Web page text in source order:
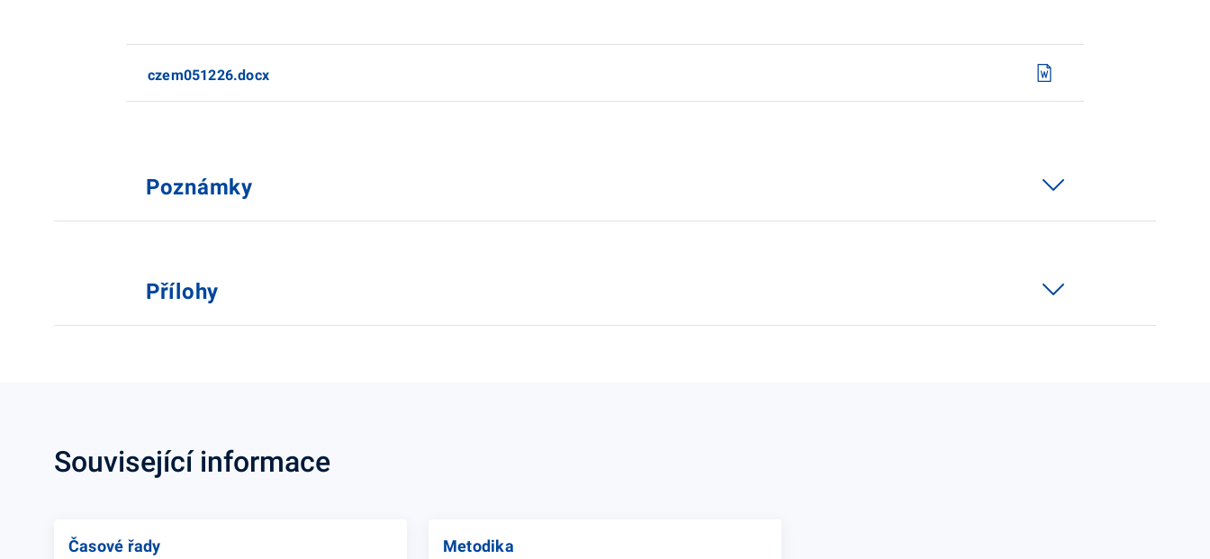
czem051226.docx
Poznámky
Přílohy
Související informace
Časové řady Metodika